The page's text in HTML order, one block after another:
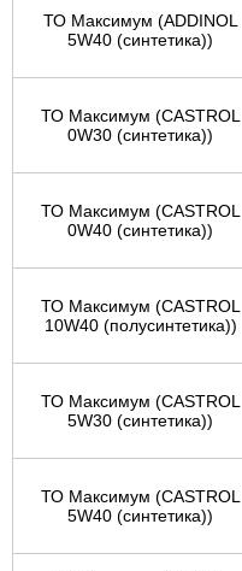
ТО Максимум (ADDINOL
5W40 (синтетика))
ТО Максимум (CASTROL
0W30 (синтетика))
ТО Максимум (CASTROL
0W40 (синтетика))
ТО Максимум (CASTROL
10W40 (полусинтетика))
ТО Максимум (CASTROL
5W30 (синтетика))
ТО Максимум (CASTROL
5W40 (синтетика))